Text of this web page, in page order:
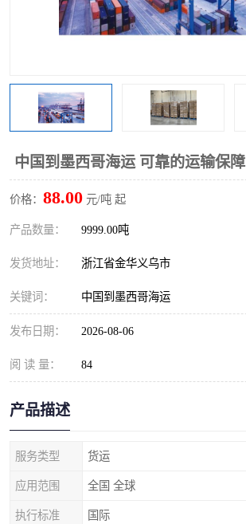
中国到墨西哥海运 可靠的运输保障
价格： 88.00 元/吨 起
产品数量： 9999.00吨
发货地址： 浙江省金华义乌市
关键词： 中国到墨西哥海运
发布日期： 2026-08-06
阅 读 量： 84
产品描述
服务类型 货运
应用范围 全国 全球
执行标准 国际